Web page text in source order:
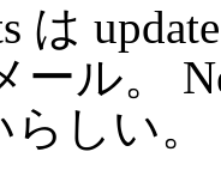
は
ール。
しい。